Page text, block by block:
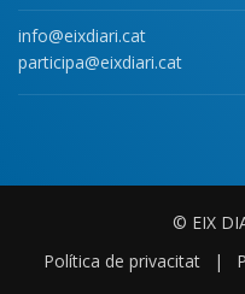
info@eixdiari.cat
participa@eixdiari.cat
© EIX
Política de privacitat
|